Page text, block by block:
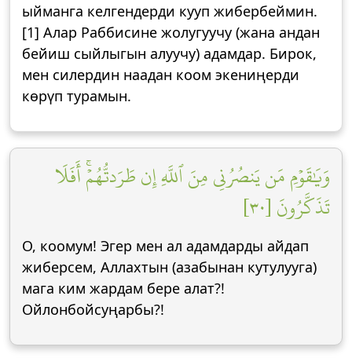
ыйманга келгендерди кууп жибербеймин.
[1] Алар Раббисине жолугуучу (жана андан
бейиш сыйлыгын алуучу) адамдар. Бирок,
мен силердин наадан коом экениңерди
көрүп турамын.
وَيَٰقَوۡمِ مَن يَنصُرُنِي مِنَ ٱللَّهِ إِن طَرَدتُّهُمۡۚ أَفَلَا
تَذَكَّرُونَ [٣٠]
О, коомум! Эгер мен ал адамдарды айдап
жиберсем, Аллахтын (азабынан кутулууга)
мага ким жардам бере алат?!
Ойлонбойсуңарбы?!